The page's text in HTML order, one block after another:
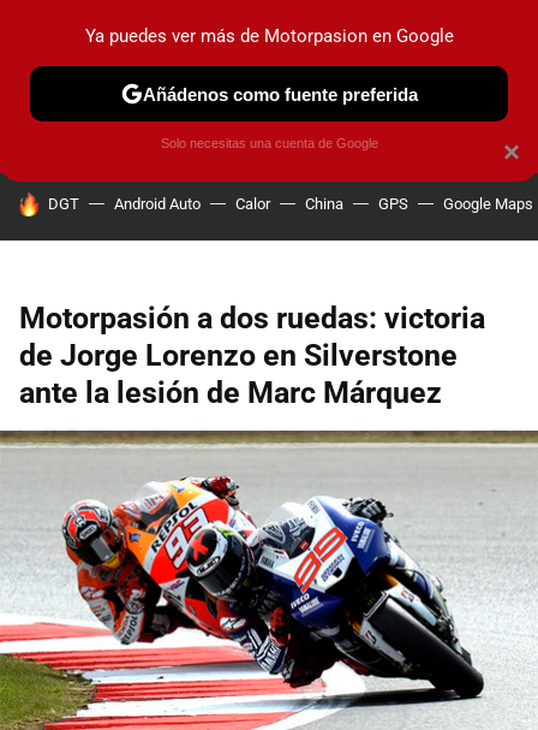
PRUEBAS COCHES ELÉCTRICOS OBSERVATORIO
HOY SE HABLA DE
DGT Android Auto Calor China GPS Google Maps
Motorpasión a dos ruedas: victoria
de Jorge Lorenzo en Silverstone
ante la lesión de Marc Márquez
×
Ya puedes ver más de Motorpasion en Google
Añádenos como fuente preferida
Solo necesitas una cuenta de Google